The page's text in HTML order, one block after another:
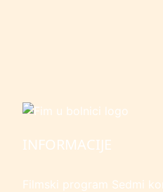
INFORMACIJE
Filmski program Sedmi